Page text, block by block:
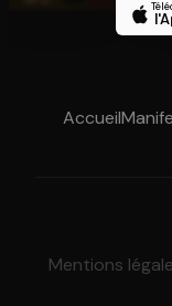
Accueil
Mentions